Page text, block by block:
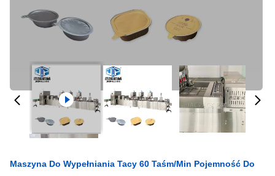
Maszyna Do Wypełniania Tacy 60 Taśm/min Pojemność Do